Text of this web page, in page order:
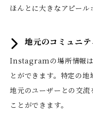
ほんとに大きなアピール
地元のコミュニ
Instagramの場所情報は
とができます。特定の地
地元のユーザーとの交
ことができます。